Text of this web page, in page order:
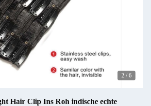
2 / 6
Hair Clip Ins Roh indische echte